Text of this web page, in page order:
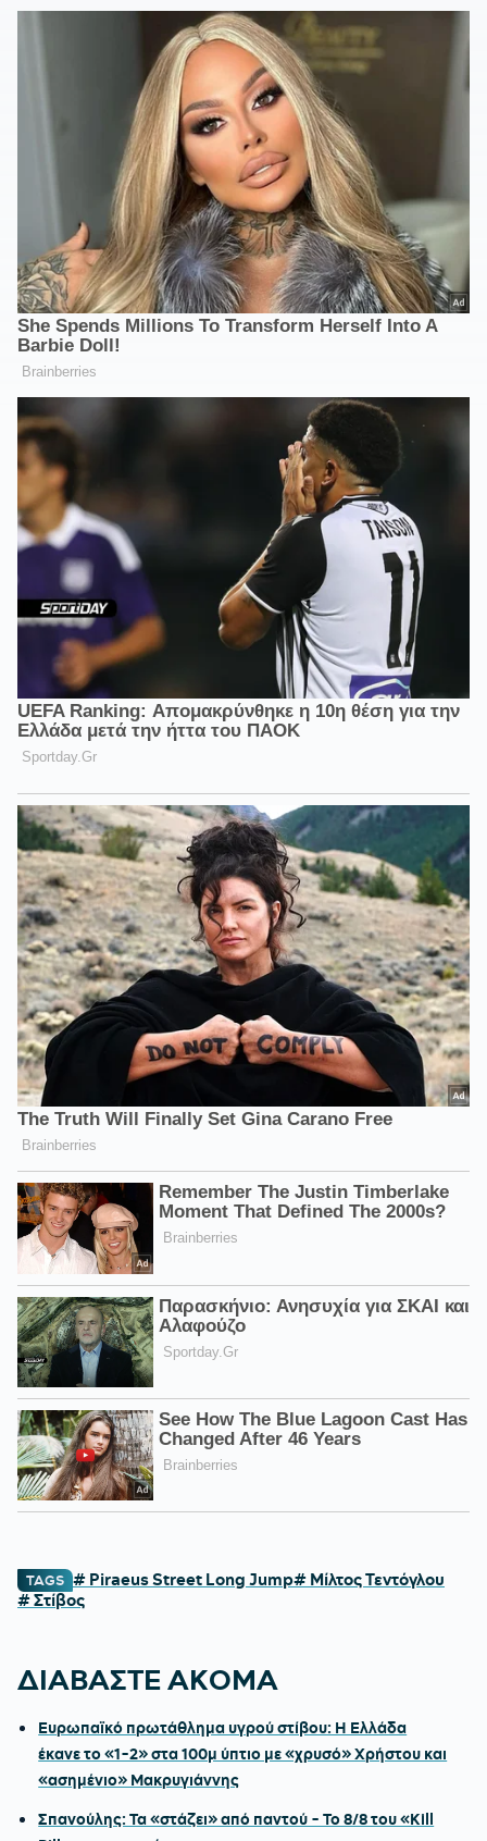
TAGS # Piraeus Street Long Jump# Μίλτος Τεντόγλου
# Στίβος
ΔΙΑΒΑΣΤΕ ΑΚΟΜΑ
Ευρωπαϊκό πρωτάθλημα υγρού στίβου: Η Ελλάδα
έκανε το «1-2» στα 100μ ύπτιο με «χρυσό» Χρήστου και
«ασημένιο» Μακρυγιάννης
Σπανούλης: Τα «στάζει» από παντού - Το 8/8 του «Kill